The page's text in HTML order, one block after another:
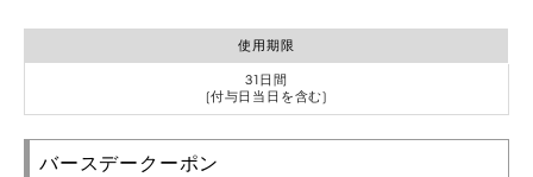
使用期限
31日間
(付与日当日を含む)
バースデークーポン